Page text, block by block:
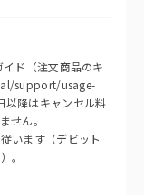
ド（注文商品のキ
support/usage-
以降はキャンセル料
せん。
います（デビット
。